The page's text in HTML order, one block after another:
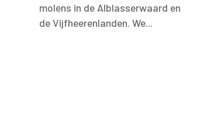
molens in de Alblasserwaard en
de Vijfheerenlanden. We...